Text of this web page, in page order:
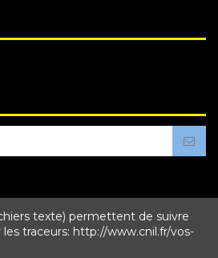
et notrepolitique de confidentialité
texte) permettent de suivre
traceurs: http://www.cnil.fr/vos-